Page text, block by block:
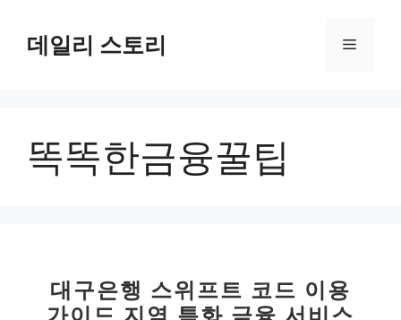
데일리 스토리 메
똑똑한금융꿀팁
대구은행 스위프트 코드 이용